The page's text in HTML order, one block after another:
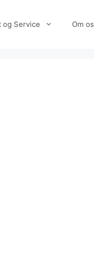
og Service Om os